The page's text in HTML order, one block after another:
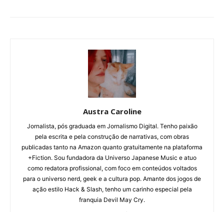
Austra Caroline
Jornalista, pós graduada em Jornalismo Digital. Tenho paixão
pela escrita e pela construção de narrativas, com obras
publicadas tanto na Amazon quanto gratuitamente na plataforma
+Fiction. Sou fundadora da Universo Japanese Music e atuo
como redatora profissional, com foco em conteúdos voltados
para o universo nerd, geek e a cultura pop. Amante dos jogos de
ação estilo Hack & Slash, tenho um carinho especial pela
franquia Devil May Cry.